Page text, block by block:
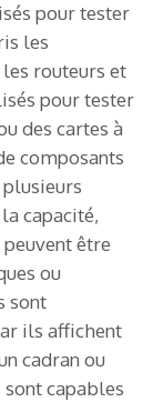
pour tester
les
routeurs et
pour tester
des cartes à
composants
capacité,
peuvent être
ou
sont
ils affichent
cadran ou
capables